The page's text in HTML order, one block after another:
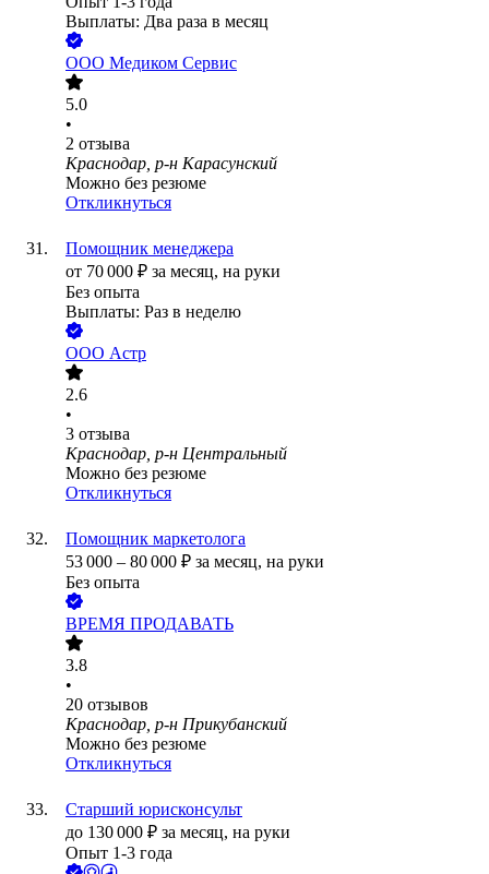
Выплаты: Два раза в месяц
ООО Медиком Сервис
5.0
•
2 отзыва
Краснодар, р-н Карасунский
Можно без резюме
Откликнуться
Помощник менеджера
от 70 000 ₽ за месяц, на руки
Без опыта
Выплаты: Раз в неделю
ООО Астр
2.6
•
3 отзыва
Краснодар, р-н Центральный
Можно без резюме
Откликнуться
Помощник маркетолога
53 000 – 80 000 ₽ за месяц, на руки
Без опыта
ВРЕМЯ ПРОДАВАТЬ
3.8
•
20 отзывов
Краснодар, р-н Прикубанский
Можно без резюме
Откликнуться
Старший юрисконсульт
до 130 000 ₽ за месяц, на руки
Опыт 1-3 года